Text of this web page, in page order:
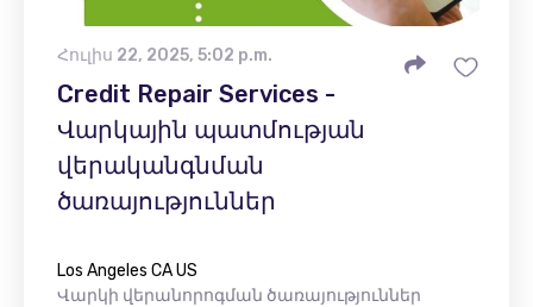
Հուլիս 22, 2025, 5:02 p.m.
Credit Repair Services -
Վարկային պատմության
վերականգնման
ծառայություններ
Los Angeles CA US
Վարկի վերանորոգման ծառայություններ